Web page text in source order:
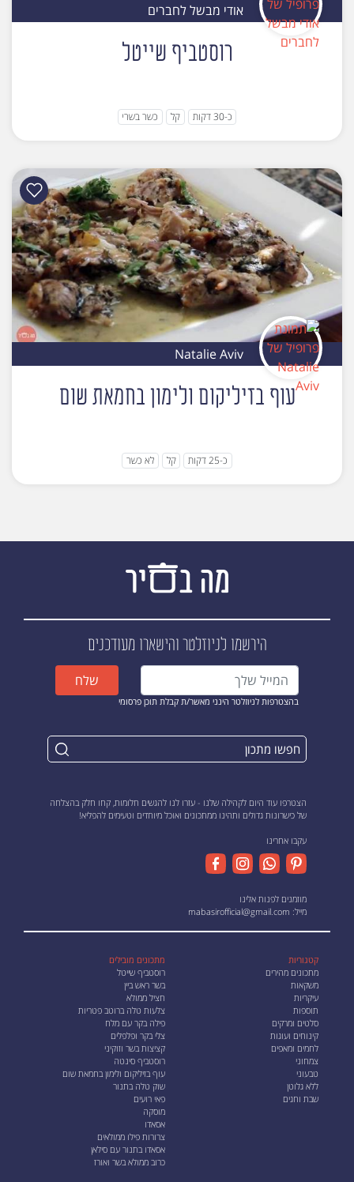
אודי מבשל לחברים
רוסטביף שייטל
כ-30 דקות קל כשר בשרי
Natalie Aviv
עוף בזיליקום ולימון בחמאת שום
כ-25 דקות קל לא כשר
הירשמו לניוזלטרוהישארו מעודכנים
בהצטרפות לניוזלטר הינני מאשר/ת קבלת תוכן פרסומי
שלח
הצטרפו עוד היום לקהילה שלנו - עזרו לנו להגשים חלומות, קחו חלק בהצלחה
של כישרונות גדולים ותהינו ממתכונים ואוכל מיוחדים וטעימים להפליא!
עקבו אחרינו
מוזמנים לפנות אלינו
מייל: mabasirofficial@gmail.com
קטגוריות
מתכונים מהירים
משקאות
עיקריות
תוספות
סלטים ומרקים
קינוחים ועוגות
לחמים ומאפים
צמחוני
טבעוני
ללא גלוטן
שבת וחגים
מתכונים מובילים
רוסטביף שייטל
בשר ראש ביין
חציל ממולא
צלעות טלה ברוטב פטריות
פילה בקר עם מלח
צלי בקר ופלפלים
קציצות בשר וזוקיני
רוסטביף סינטה
עוף בזיליקום ולימון בחמאת שום
שוק טלה בתנור
פאי רועים
מוסקה
אסאדו
צרורות פילו ממולאים
אסאדו בתנור עם סילאן
כרוב ממולא בשר ואורז